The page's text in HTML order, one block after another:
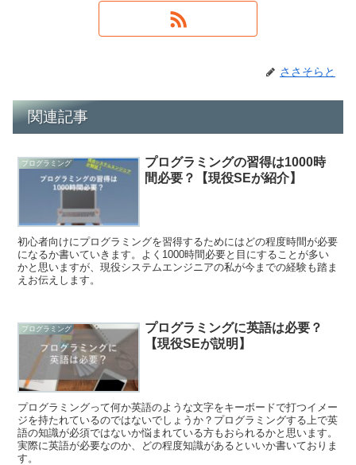
ささそらと
関連記事
プログラミング
プログラミングの習得は1000時
間必要？【現役SEが紹介】
初心者向けにプログラミングを習得するためにはどの程度時間が必要
になるか書いていきます。よく1000時間必要と目にすることが多い
かと思いますが、現役システムエンジニアの私が今までの経験も踏ま
えお伝えします。
プログラミング
プログラミングに英語は必要？
【現役SEが説明】
プログラミングって何か英語のような文字をキーボードで打つイメー
ジを持たれているのではないでしょうか？プログラミングする上で英
語の知識が必須ではないか悩まれている方もおられるかと思います。
実際に英語が必要なのか、どの程度知識があるといいか書いておりま
す。